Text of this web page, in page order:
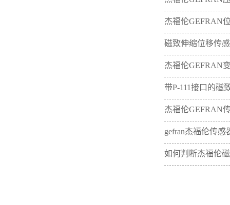
杰福伦GEFRAN
磁致伸缩位移传
杰福伦GEFRAN
带P-111接口的磁
杰福伦GEFRAN
gefran杰福伦传感
如何判断杰福伦